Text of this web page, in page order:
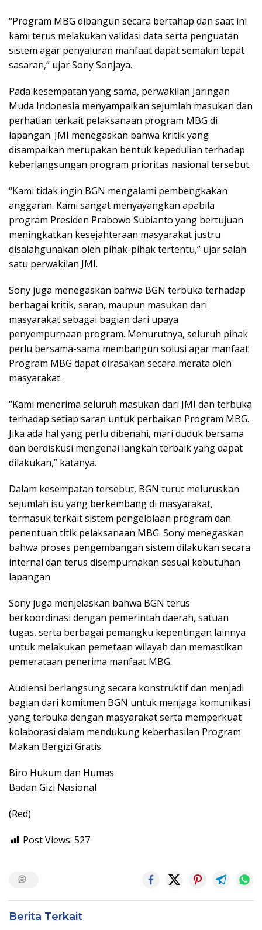
“Program MBG dibangun secara bertahap dan saat ini
kami terus melakukan validasi data serta penguatan
sistem agar penyaluran manfaat dapat semakin tepat
sasaran,” ujar Sony Sonjaya.
Pada kesempatan yang sama, perwakilan Jaringan
Muda Indonesia menyampaikan sejumlah masukan dan
perhatian terkait pelaksanaan program MBG di
lapangan. JMI menegaskan bahwa kritik yang
disampaikan merupakan bentuk kepedulian terhadap
keberlangsungan program prioritas nasional tersebut.
“Kami tidak ingin BGN mengalami pembengkakan
anggaran. Kami sangat menyayangkan apabila
program Presiden Prabowo Subianto yang bertujuan
meningkatkan kesejahteraan masyarakat justru
disalahgunakan oleh pihak-pihak tertentu,” ujar salah
satu perwakilan JMI.
Sony juga menegaskan bahwa BGN terbuka terhadap
berbagai kritik, saran, maupun masukan dari
masyarakat sebagai bagian dari upaya
penyempurnaan program. Menurutnya, seluruh pihak
perlu bersama-sama membangun solusi agar manfaat
Program MBG dapat dirasakan secara merata oleh
masyarakat.
“Kami menerima seluruh masukan dari JMI dan terbuka
terhadap setiap saran untuk perbaikan Program MBG.
Jika ada hal yang perlu dibenahi, mari duduk bersama
dan berdiskusi mengenai langkah terbaik yang dapat
dilakukan,” katanya.
Dalam kesempatan tersebut, BGN turut meluruskan
sejumlah isu yang berkembang di masyarakat,
termasuk terkait sistem pengelolaan program dan
penentuan titik pelaksanaan MBG. Sony menegaskan
bahwa proses pengembangan sistem dilakukan secara
internal dan terus disempurnakan sesuai kebutuhan
lapangan.
Sony juga menjelaskan bahwa BGN terus
berkoordinasi dengan pemerintah daerah, satuan
tugas, serta berbagai pemangku kepentingan lainnya
untuk melakukan pemetaan wilayah dan memastikan
pemerataan penerima manfaat MBG.
Audiensi berlangsung secara konstruktif dan menjadi
bagian dari komitmen BGN untuk menjaga komunikasi
yang terbuka dengan masyarakat serta memperkuat
kolaborasi dalam mendukung keberhasilan Program
Makan Bergizi Gratis.
Biro Hukum dan Humas
Badan Gizi Nasional
(Red)
Post Views: 527
Berita Terkait